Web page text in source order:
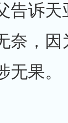
诉天
奈，因
果。